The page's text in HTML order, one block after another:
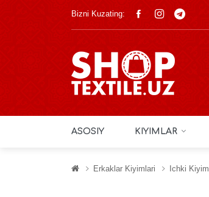
Bizni Kuzating:
ASOSIY KIYIMLAR
Erkaklar Kiyimlari Ichki Kiyim